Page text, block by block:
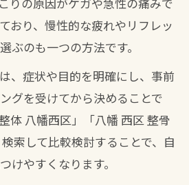
おり、慢性的な疲れやリフレッ
ぶのも一つの方法です。
、症状や目的を明確にし、事前
グを受けてから決めることで
体 八幡西区」「八幡 西区 整骨
索して比較検討することで、自
けやすくなります。